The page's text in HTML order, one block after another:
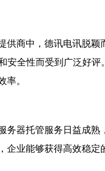
供商中，德讯电讯脱
安全性而受到广泛好
率。
务器托管服务日益成
企业能够获得高效稳